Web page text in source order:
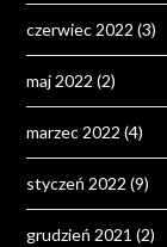
czerwiec 2022 (3)
maj 2022 (2)
marzec 2022 (4)
styczeń 2022 (9)
grudzień 2021 (2)